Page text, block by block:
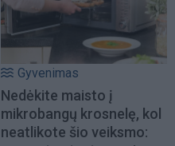
Gyvenimas
Nedėkite maisto į
mikrobangų krosnelę, kol
neatlikote šio veiksmo: